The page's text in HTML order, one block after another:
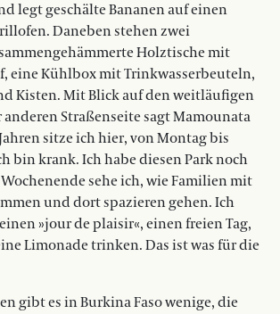
legt geschälte Bananen auf einen
Daneben stehen zwei
Holztische mit
eine Kühlbox mit Trinkwasserbeuteln,
Kisten. Mit Blick auf den weitläufigen
Straßenseite sagt Mamounata
Jahren sitze ich hier, von Montag bis
bin krank. Ich habe diesen Park noch
sehe ich, wie Familien mit
und dort spazieren gehen. Ich
»jour de plaisir«, einen freien Tag,
Limonade trinken. Das ist was für die
gibt es in Burkina Faso wenige, die